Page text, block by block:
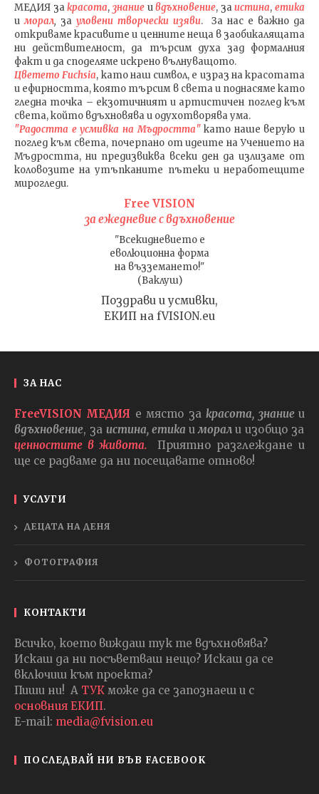
МЕДИЯ закрасота, знаниеивдъхновение, заистина, етика
иморал, за уловени творчески изяви. За нас е важно да
откриваме красивите и ценните неща в заобикалящата
ни действителност, да търсим духа зад формалния
факт и да споделяме искрено вълнуващото.
Цветето Fuchsia, като наш символ, е израз на красотата
и ефирността, която търсим в света и поднасяме като
гледна точка – екзотичният и артистичен поглед към
света, който вдъхновява и одухотворява ума.
"Радостта е усмивка на Мъдростта"като наше верую и
поглед към света, почерпано от идеите на Учението на
Мъдростта, ни предизвиква всеки ден да излизаме от
коловозите на утъпканите пътеки и неработещите
мирогледи.
Free VISION
за ежедневие с вдъхновение
"Всекидневието е
еволюционна форма
на възземането!"
(Ваклуш)
Поздрави и усмивки,
ЕКИП на fVISION.eu
ЗА НАС
FreeVISION МЕДИЯ е място закрасота, знаниеи
вдъхновение, за истина, етика и морали изобщо за
ценностите в живота.
Приятно разглеждане и
ще се радваме да ни посещавате отново!
УСЛУГИ
ДЕЦАТА НА ДЕНЯ
ФОТОГРАФИЯ
КОНТАКТИ
Всичко, което виждаш тук те вдъхновява?
Искаш да ни посъветваш нещо? Искаш да се
включиш към проекта?
Пиши ни! А ТУК може да се запознаеш и с
основния ЕКИП.
E-mail: media@fvision.eu
ПОСЛЕДВАЙ НИ ВЪВ FACEBOOK